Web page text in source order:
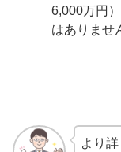
6,000万円
はありませ
より